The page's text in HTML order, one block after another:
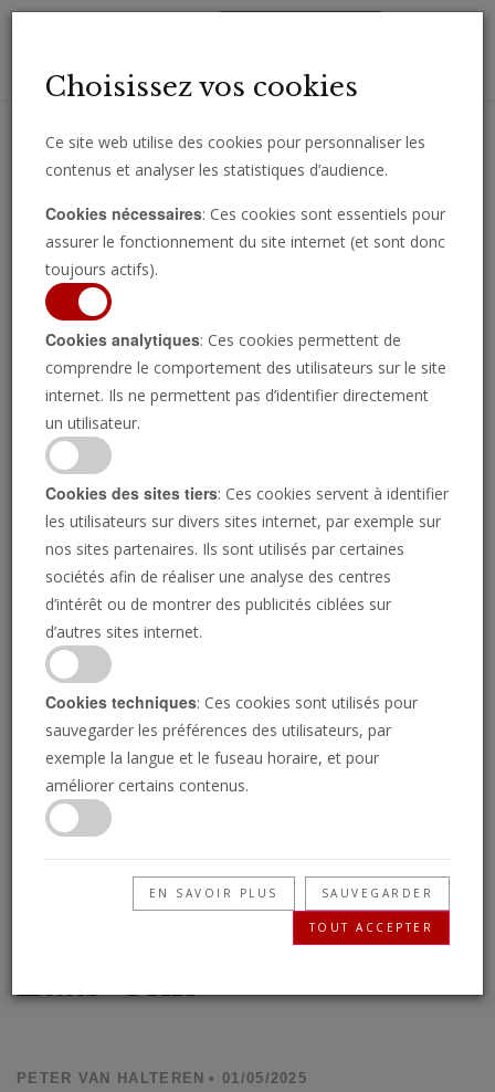
importantes directement par e-mail.
La Chine lève les
sanctions contre les
législateurs de l'UE dans
le cadre de la guerre
commerciale avec les
États-Unis
PETER VAN HALTEREN • 01/05/2025
Choisissez vos cookies
Ce site web utilise des cookies pour personnaliser les
contenus et analyser les statistiques d’audience.
Cookies nécessaires: Ces cookies sont essentiels pour
assurer le fonctionnement du site internet (et sont donc
toujours actifs).
Cookies analytiques: Ces cookies permettent de
comprendre le comportement des utilisateurs sur le site
internet. Ils ne permettent pas d’identifier directement
un utilisateur.
Cookies des sites tiers: Ces cookies servent à identifier
les utilisateurs sur divers sites internet, par exemple sur
nos sites partenaires. Ils sont utilisés par certaines
sociétés afin de réaliser une analyse des centres
d’intérêt ou de montrer des publicités ciblées sur
d’autres sites internet.
Cookies techniques: Ces cookies sont utilisés pour
sauvegarder les préférences des utilisateurs, par
exemple la langue et le fuseau horaire, et pour
améliorer certains contenus.
EN SAVOIR PLUS SAUVEGARDER
TOUT ACCEPTER